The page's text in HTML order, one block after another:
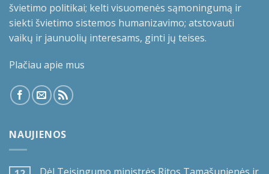
švietimo politikai; kelti visuomenės sąmoningumą ir
siekti švietimo sistemos humanizavimo; atstovauti
vaikų ir jaunuolių interesams, ginti jų teises.
Plačiau apie mus
NAUJIENOS